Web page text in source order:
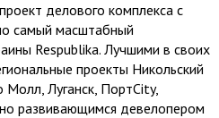
делового комплекса с
самый масштабный
Respublika. Лучшими в своих
проекты Никольский
Молл, Луганск, ПортCity,
развивающимся девелопером